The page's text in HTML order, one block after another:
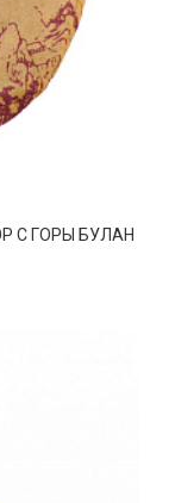
С ГОРЫ БУЛАН